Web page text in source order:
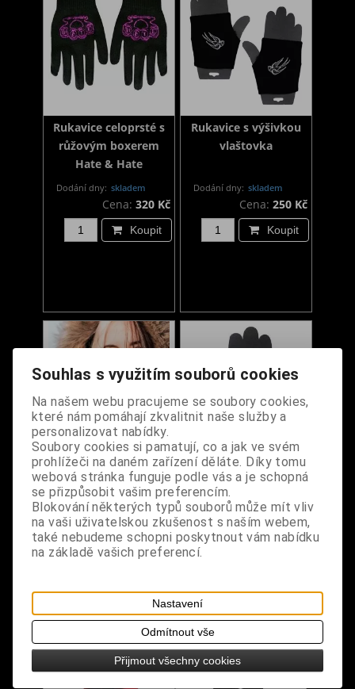
Rukavice celoprsté s
růžovým boxerem
Hate & Hate
Dodání dny: skladem
Cena: 320 Kč
Koupit
Rukavice s výšivkou
vlaštovka
Dodání dny: skladem
Cena: 250 Kč
Koupit
Rukavice celoprsté s
růžovým boxerem
Love & Hate
Dodání dny:skladem
Cena: 320 Kč
Rukavice s výšivkou
Misfits (1 ks)
Dodání dny: skladem
Varianta:
Cena:125 Kč
Koupit
Souhlas s využitím souborů cookies
Na našem webu pracujeme se soubory cookies,
které nám pomáhají zkvalitnit naše služby a
personalizovat nabídky.
Soubory cookies si pamatují, co a jak ve svém
prohlížeči na daném zařízení děláte. Díky tomu
webová stránka funguje podle vás a je schopná
se přizpůsobit vašim preferencím.
Blokování některých typů souborů může mít vliv
na vaši uživatelskou zkušenost s naším webem,
také nebudeme schopni poskytnout vám nabídku
na základě vašich preferencí.
Nastavení
Odmítnout vše
Přijmout všechny cookies